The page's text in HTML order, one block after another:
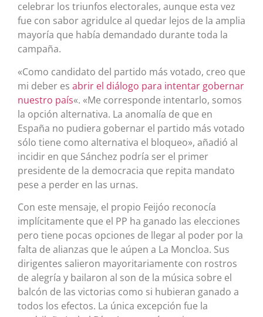
celebrar los triunfos electorales, aunque esta vez
fue con sabor agridulce al quedar lejos de la amplia
mayoría que había demandado durante toda la
campaña.
«Como candidato del partido más votado, creo que
mi deber es abrir el diálogo para intentar gobernar
nuestro país«. «Me corresponde intentarlo, somos
la opción alternativa. La anomalía de que en
España no pudiera gobernar el partido más votado
sólo tiene como alternativa el bloqueo», añadió al
incidir en que Sánchez podría ser el primer
presidente de la democracia que repita mandato
pese a perder en las urnas.
Con este mensaje, el propio Feijóo reconocía
implícitamente que el PP ha ganado las elecciones
pero tiene pocas opciones de llegar al poder por la
falta de alianzas que le aúpen a La Moncloa. Sus
dirigentes salieron mayoritariamente con rostros
de alegría y bailaron al son de la música sobre el
balcón de las victorias como si hubieran ganado a
todos los efectos. La única excepción fue la